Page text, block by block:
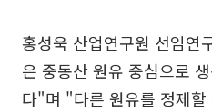
홍성욱 산업연구원 선임연
은 중동산 원유 중심으로
다"며 "다른 원유를 정제할